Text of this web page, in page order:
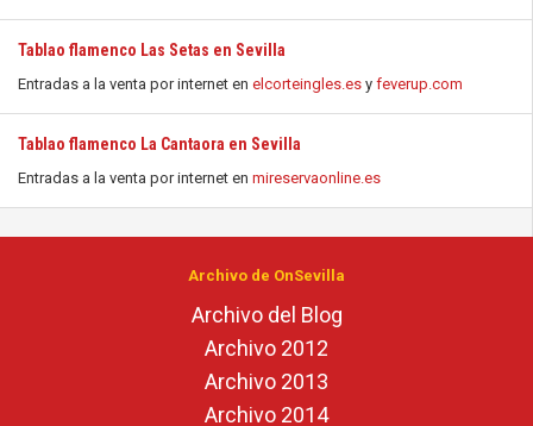
Tablao flamenco Las Setas en Sevilla
Entradas a la venta por internet en elcorteingles.es y feverup.com
Tablao flamenco La Cantaora en Sevilla
Entradas a la venta por internet en mireservaonline.es
Archivo de OnSevilla
Archivo del Blog
Archivo 2012
Archivo 2013
Archivo 2014